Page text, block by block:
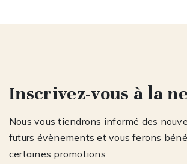
Inscrivez-vous à la
Nous vous tiendrons informé des
futurs évènements et vous ferons
certaines promotions